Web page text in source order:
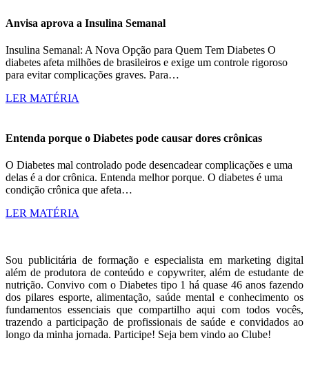
Anvisa aprova a Insulina Semanal
Insulina Semanal: A Nova Opção para Quem Tem Diabetes O
diabetes afeta milhões de brasileiros e exige um controle rigoroso
para evitar complicações graves. Para…
LER MATÉRIA
Entenda porque o Diabetes pode causar dores crônicas
O Diabetes mal controlado pode desencadear complicações e uma
delas é a dor crônica. Entenda melhor porque. O diabetes é uma
condição crônica que afeta…
LER MATÉRIA
Sou publicitária de formação e especialista em marketing digital
além de produtora de conteúdo e copywriter, além de estudante de
nutrição. Convivo com o Diabetes tipo 1 há quase 46 anos fazendo
dos pilares esporte, alimentação, saúde mental e conhecimento os
fundamentos essenciais que compartilho aqui com todos vocês,
trazendo a participação de profissionais de saúde e convidados ao
longo da minha jornada. Participe! Seja bem vindo ao Clube!